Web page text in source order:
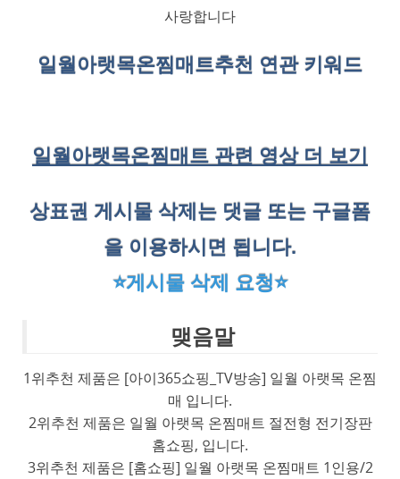
사랑합니다
일월아랫목온찜매트추천 연관 키워드
일월아랫목온찜매트 관련 영상 더 보기
상표권 게시물 삭제는 댓글 또는 구글폼
을 이용하시면 됩니다.
⭐게시물 삭제 요청⭐
맺음말
1위추천 제품은 [아이365쇼핑_TV방송] 일월 아랫목 온찜
매 입니다.
2위추천 제품은 일월 아랫목 온찜매트 절전형 전기장판
홈쇼핑, 입니다.
3위추천 제품은 [홈쇼핑] 일월 아랫목 온찜매트 1인용/2